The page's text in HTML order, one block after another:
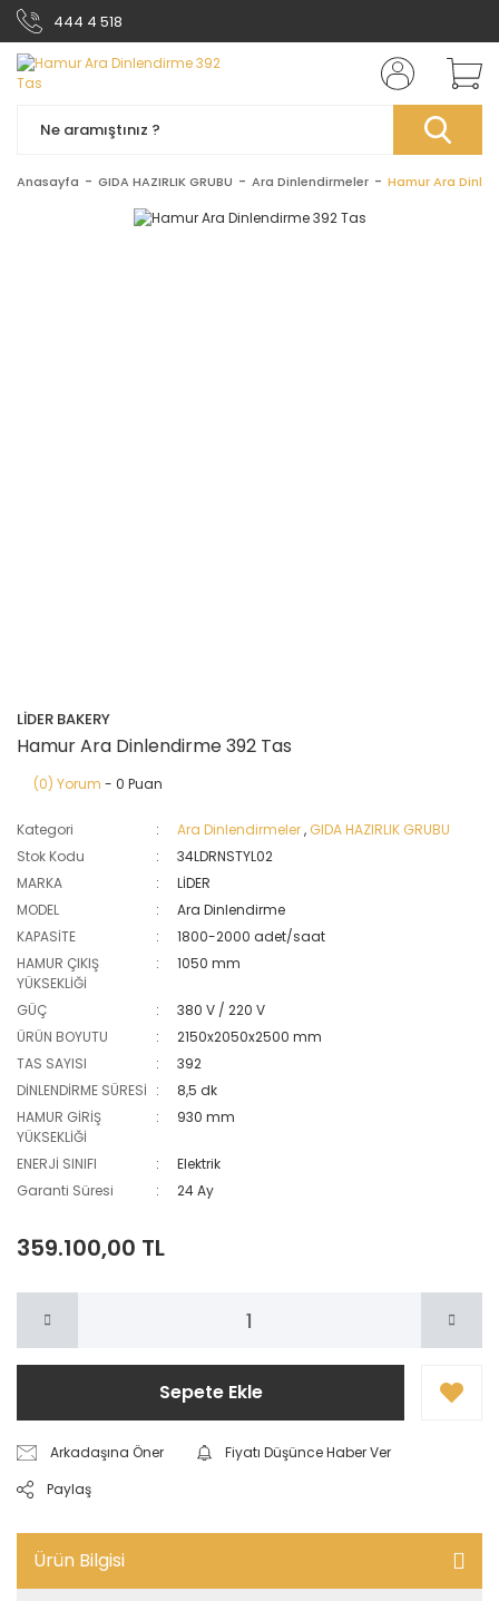
444 4 518
Anasayfa GIDA HAZIRLIK GRUBU Ara Dinlendirmeler Hamur Ara
LİDER BAKERY
Hamur Ara Dinlendirme 392 Tas
(0) Yorum - 0 Puan
Kategori Ara Dinlendirmeler, GIDA HAZIRLIK GRUBU
Stok Kodu
34LDRNSTYL02
MARKA
LİDER
MODEL
Ara Dinlendirme
KAPASİTE
1800-2000 adet/saat
HAMUR ÇIKIŞ
YÜKSEKLİĞİ
1050 mm
GÜÇ
380 V / 220 V
ÜRÜN BOYUTU
2150x2050x2500 mm
TAS SAYISI
392
DİNLENDİRME SÜRESİ
8,5 dk
HAMUR GİRİŞ
YÜKSEKLİĞİ
930 mm
ENERJİ SINIFI
Elektrik
Garanti Süresi
24 Ay
359.100,00 TL
Sepete Ekle
Arkadaşına Öner
Fiyatı Düşünce Haber Ver
Paylaş
Ürün Bilgisi